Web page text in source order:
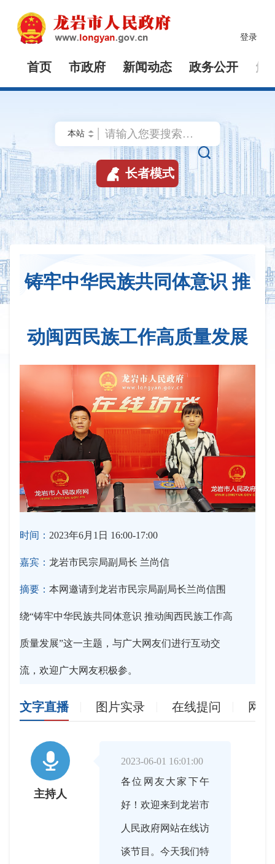
登录
首页 市政府 新闻动态 政务公开 解

 长者模式
铸牢中华民族共同体意识 推
动闽西民族工作高质量发展
时间： 2023年6月1日 16:00-17:00
嘉宾： 龙岩市民宗局副局长 兰尚信
摘要： 本网邀请到龙岩市民宗局副局长兰尚信围
绕“铸牢中华民族共同体意识 推动闽西民族工作高
质量发展”这一主题，与广大网友们进行互动交
流，欢迎广大网友积极参。
文字直播 图片实录 在线提问 网

主持人
2023-06-01 16:01:00
各位网友大家下午
好！欢迎来到龙岩市
人民政府网站在线访
谈节目。今天我们特